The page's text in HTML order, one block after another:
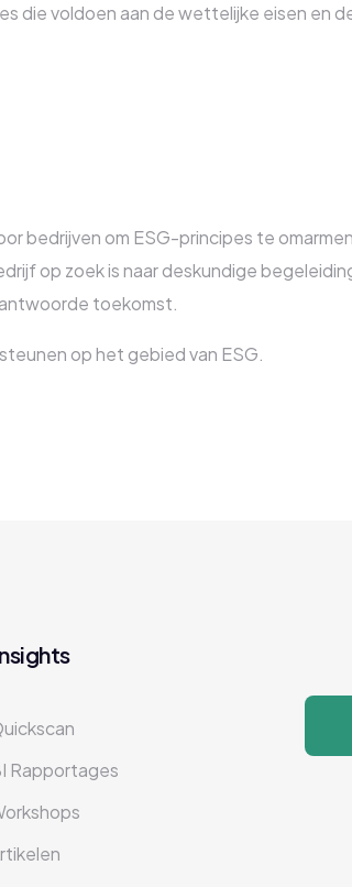
die voldoen aan de wettelijke eisen en
bedrijven om ESG-principes te
op zoek is naar deskundige
toekomst.
op het gebied van ESG.
Rapportages